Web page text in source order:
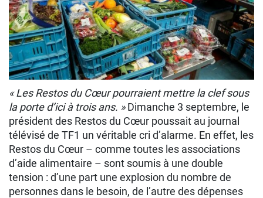
« Les Restos du Cœur pourraient mettre la clef sous
la porte d’ici à trois ans. »Dimanche 3 septembre, le
président des Restos du Cœur poussait au journal
télévisé de TF1 un véritable cri d’alarme. En effet, les
Restos du Cœur – comme toutes les associations
d’aide alimentaire – sont soumis à une double
tension : d’une part une explosion du nombre de
personnes dans le besoin, de l’autre des dépenses